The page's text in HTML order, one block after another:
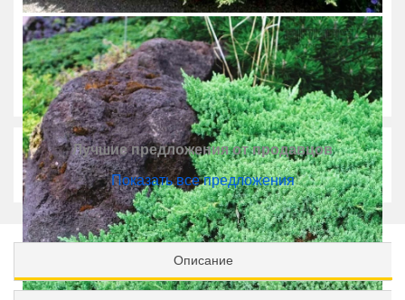
Лучшие предложения от продавцов
Показать все предложения
Описание